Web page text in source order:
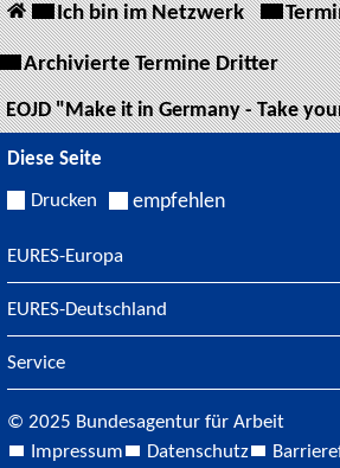
Ich bin im Netzwerk
Archivierte Termine Dritter
EOJD "Make it in Germany - Take
Diese Seite
Drucken empfehlen
EURES-Europa
EURES-Deutschland
Service
© 2025 Bundesagentur für Arbeit
Impressum
Datenschutz